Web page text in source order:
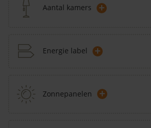
Aantal kamers +
Energie label +
Zonnepanelen +